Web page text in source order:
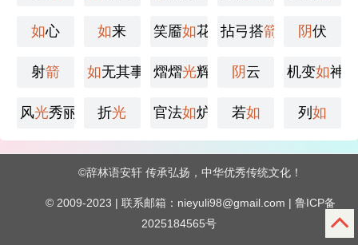
如心 如来 笑靥如花 拈弓搭箭 阴伏
射箭 如无其事 熠熠光辉 阴 云 机变如神
风光秀丽 折光 官法如炉 若如 列如
©辞林语安轩 传承弘扬，中华优秀传统文化！
© 2009-2023 | 联系邮箱：nieyuli98@gmail.com | 鲁ICP备
2025184565号